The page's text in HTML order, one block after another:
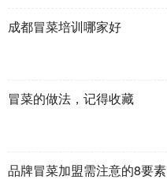
成都冒菜培训哪家好
冒菜的做法，记得收藏
品牌冒菜加盟需注意的8要素